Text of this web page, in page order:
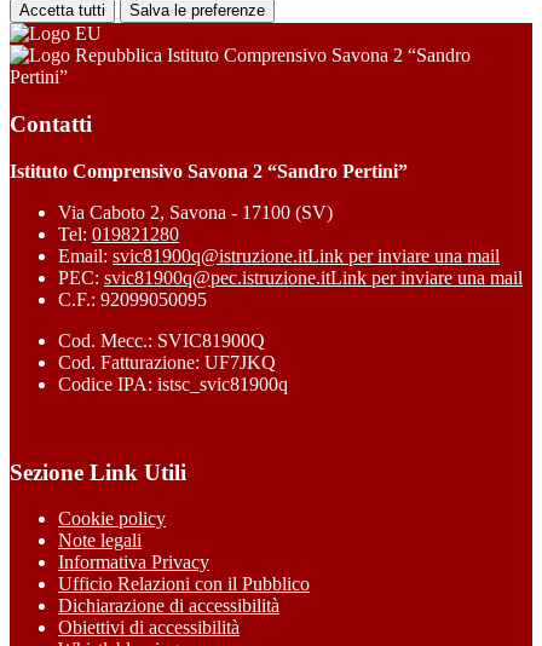
Accetta tutti Salva le preferenze
Istituto Comprensivo Savona 2 “Sandro
Pertini”
Contatti
Istituto Comprensivo Savona 2 “Sandro Pertini”
Via Caboto 2, Savona - 17100 (SV)
Tel: 019821280
Email: svic81900q@istruzione.itLink per inviare una mail
PEC: svic81900q@pec.istruzione.itLink per inviare una mail
C.F.: 92099050095
Cod. Mecc.: SVIC81900Q
Cod. Fatturazione: UF7JKQ
Codice IPA: istsc_svic81900q
Sezione Link Utili
Cookie policy
Note legali
Informativa Privacy
Ufficio Relazioni con il Pubblico
Dichiarazione di accessibilità
Obiettivi di accessibilità